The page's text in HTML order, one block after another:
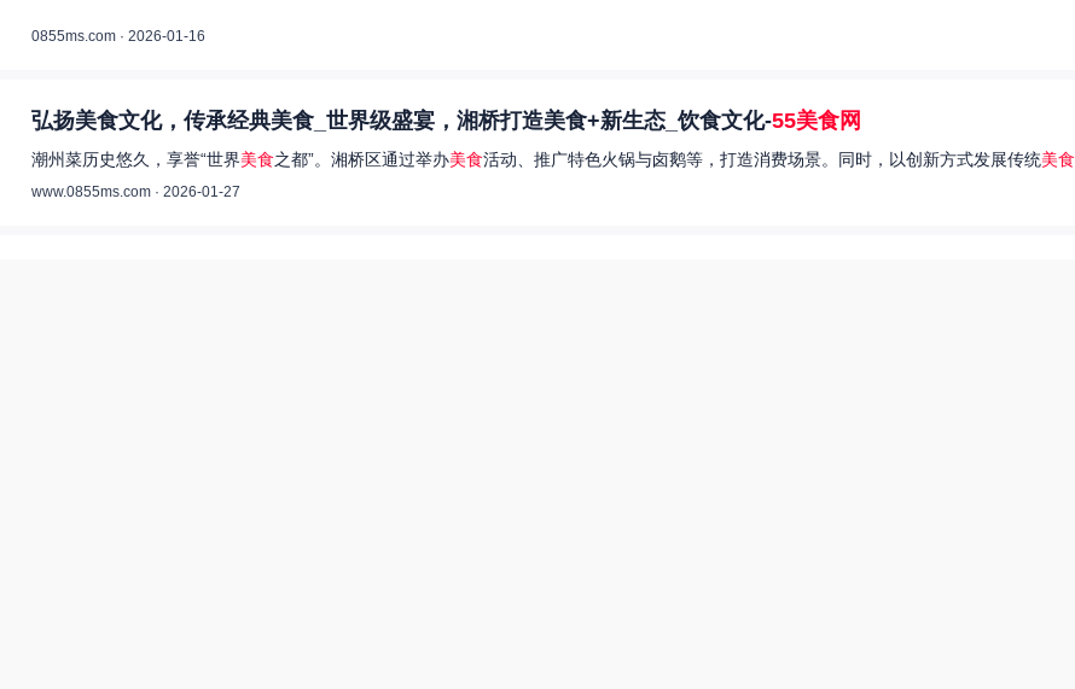
0855ms.com · 2026-01-16
弘扬美食文化，传承经典美食_世界级盛宴，湘桥打造美食+新生态_饮食文化-55美食网
潮州菜历史悠久，享誉“世界美食之都”。湘桥区通过举办美食活动、推广特色火锅与卤鹅等，打造消费场景。同时，以创新方式发展传统美食
www.0855ms.com · 2026-01-27